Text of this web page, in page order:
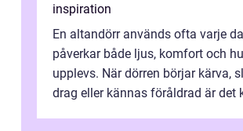
inspiration
En altandörr används ofta varje
påverkar både ljus, komfort och
upplevs. När dörren börjar kärva,
drag eller kännas föråldrad är det